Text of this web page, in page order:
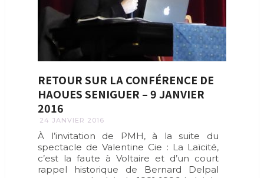
RETOUR SUR LA CONFÉRENCE DE
HAOUES SENIGUER – 9 JANVIER
2016
24 JANVIER 2016
À l’invitation de PMH, à la suite du
spectacle de Valentine Cie : La Laïcité,
c’est la faute à Voltaire et d’un court
rappel historique de Bernard Delpal